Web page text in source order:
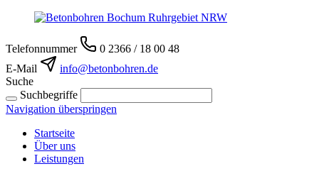
Telefonnummer
0 2366 / 18 00 48
E-Mail
info@betonbohren.de
Suche
Suchbegriffe
Navigation überspringen
Startseite
Über uns
Leistungen